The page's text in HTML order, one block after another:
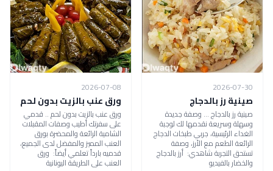
2026-07-30
صينية رز بالدجاج
صينية رز بالدجاج ... وصفة جديدة
وسهلة وسريعة نقدمها لك لوجبة
الغداء الرئيسية، جربي طبخات الدجاج
الرائعة الطعم مع الأرز، وصفة
تستحق التجربة شاهدي: أرز بالدجاج
والخضار بالفيديو
2026-07-08
ورق عنب بالزيت بدون لحم
ورق عنب بالزيت بدون لحم .. قدمي
على سفرتك أطيب وصفات المقبلات
الشامية الرائعة والمحضرة بورق
العنب المميز والمفضل لدى الجميع،
قدميه بارداً تعلمي أيضاً: ورق
العنب على الطريقة اليونانية